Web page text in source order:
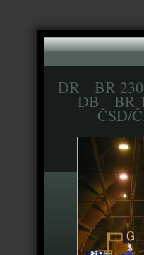
DR BR 230
DB BR
ČSD/